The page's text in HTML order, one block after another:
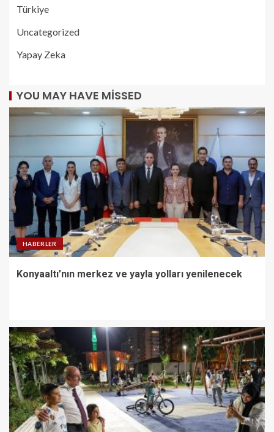
Türkiye
Uncategorized
Yapay Zeka
YOU MAY HAVE MISSED
HABERLER
Konyaaltı’nın merkez ve yayla yolları yenilenecek